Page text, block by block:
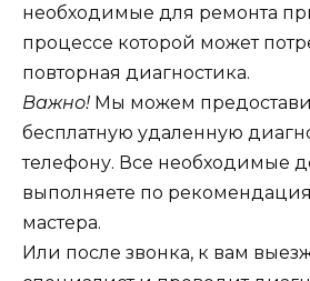
необходимые для ремонта
процессе которой может
повторная диагностика.
Важно! Мы можем
бесплатную удаленную
телефону. Все необходимые
выполняете по
мастера.
Или после звонка, к вам